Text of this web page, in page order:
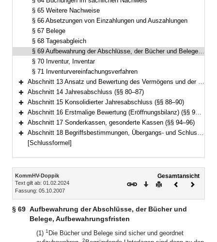
§ 65 Weitere Nachweise
§ 66 Absetzungen von Einzahlungen und Auszahlungen
§ 67 Belege
§ 68 Tagesabgleich
§ 69 Aufbewahrung der Abschlüsse, der Bücher und Belege, Aufbewahrungsfristen
§ 70 Inventur, Inventar
§ 71 Inventurvereinfachungsverfahren
Bereich erweitern
Abschnitt 13 Ansatz und Bewertung des Vermögens und der Schulden (§§ 72–79)
Bereich erweitern
Abschnitt 14 Jahresabschluss (§§ 80–87)
Bereich erweitern
Abschnitt 15 Konsolidierter Jahresabschluss (§§ 88–90)
Bereich erweitern
Abschnitt 16 Erstmalige Bewertung (Eröffnungsbilanz) (§§ 91–93)
Bereich erweitern
Abschnitt 17 Sonderkassen, gesonderte Kassen (§§ 94–96)
Bereich erweitern
Abschnitt 18 Begriffsbestimmungen, Übergangs- und Schlussvorschriften (§§ 97–100)
[Schlussformel]
Inhalt
KommHV-Doppik
Text gilt ab: 01.02.2024
Fassung: 05.10.2007
Gesamtansicht
Download
DruckenVorheriges
§ 69 Aufbewahrung der Abschlüsse, der Bücher und
Belege, Aufbewahrungsfristen
(1) 1 Die Bücher und Belege sind sicher und geordnet
2